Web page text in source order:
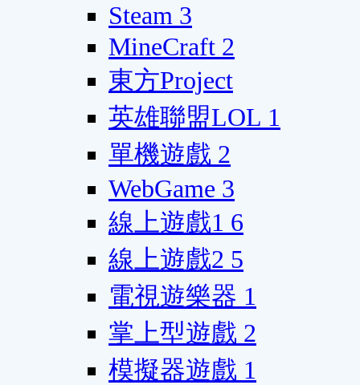
Steam 3
MineCraft 2
東方Project
英雄聯盟LOL 1
單機遊戲 2
WebGame 3
線上遊戲1 6
線上遊戲2 5
電視遊樂器 1
掌上型遊戲 2
模擬器遊戲 1